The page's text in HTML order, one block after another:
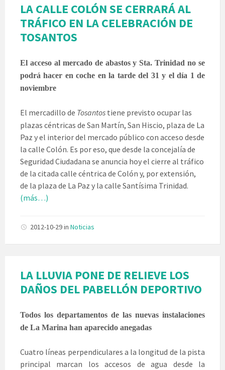
LA CALLE COLÓN SE CERRARÁ AL
TRÁFICO EN LA CELEBRACIÓN DE
TOSANTOS
El acceso al mercado de abastos y Sta. Trinidad no se
podrá hacer en coche en la tarde del 31 y el día 1 de
noviembre
El mercadillo de Tosantos tiene previsto ocupar las
plazas céntricas de San Martín, San Hiscio, plaza de La
Paz y el interior del mercado público con acceso desde
la calle Colón. Es por eso, que desde la concejalía de
Seguridad Ciudadana se anuncia hoy el cierre al tráfico
de la citada calle céntrica de Colón y, por extensión,
de la plaza de La Paz y la calle Santísima Trinidad.
(más…)
2012-10-29in Noticias
LA LLUVIA PONE DE RELIEVE LOS
DAÑOS DEL PABELLÓN DEPORTIVO
Todos los departamentos de las nuevas instalaciones
de La Marina han aparecido anegadas
Cuatro líneas perpendiculares a la longitud de la pista
principal marcan los accesos de agua desde la